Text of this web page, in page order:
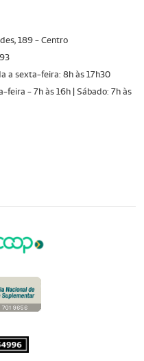
189 - Centro
a sexta-feira: 8h às 17h30
feira - 7h às 16h | Sábado: 7h às